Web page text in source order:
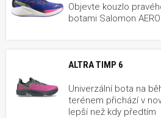
Objevte kouzlo
botami Salomon AERO
ALTRA TIMP 6
Univerzální bota na
terénem přichází v
lepší než kdy předtím